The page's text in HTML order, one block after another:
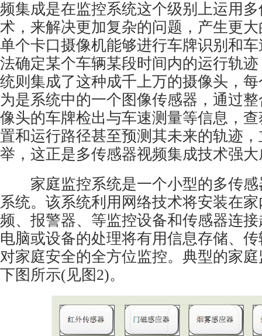
频集成是在监控系统这个级别上运用
术，来解决更加复杂的问题，产生更
单个卡口摄像机能够进行车牌识别和
法确定某个车辆某段时间内的运行轨
统则集成了这种成千上万的摄像头，
为是系统中的一个图像传感器，通过
像头的车牌检出与车速测量等信息，
置和运行路径甚至预测其未来的轨迹
举，这正是多传感器视频集成技术强
家庭监控系统是一个小型的多传感
系统。该系统利用网络技术将安装在
频、报警器、等监控设备和传感器连
电脑或设备的处理将有用信息存储、
对家庭安全的全方位监控。典型的家
下图所示(见图2)。